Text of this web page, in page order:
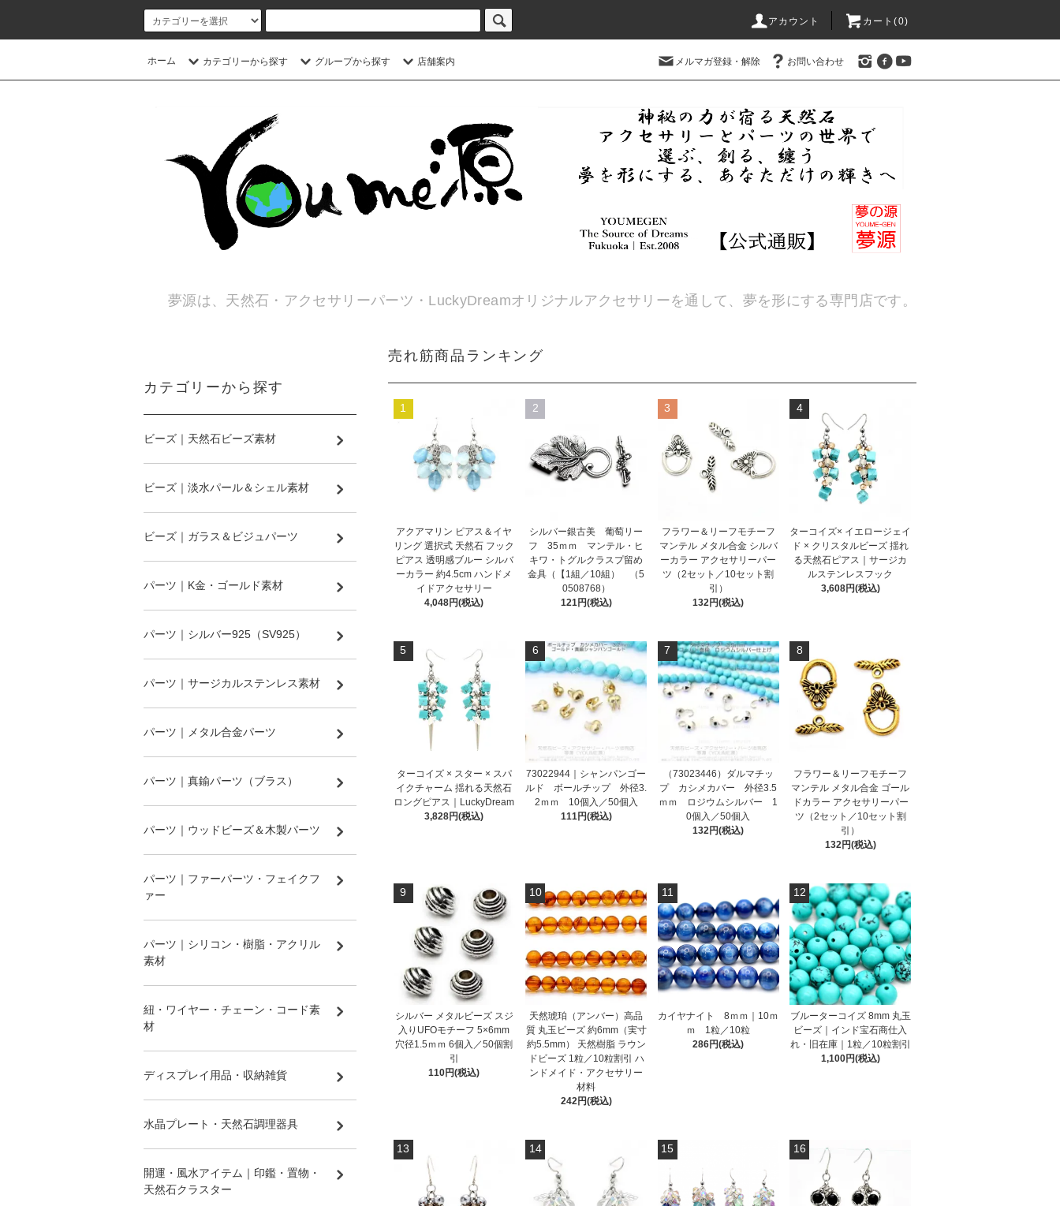
アカウント カート(0)
ホーム カテゴリーから探す グループから探す 店舗案内 メルマガ登録・解除 お問い合わせ
夢源は、天然石・アクセサリーパーツ・LuckyDreamオリジナルアクセサリーを通して、夢を形にする専門店です。
売れ筋商品ランキング
1
アクアマリン ピアス＆イヤ
リング 選択式 天然石 フック
ピアス 透明感ブルー シルバ
ーカラー 約4.5cm ハンドメ
イドアクセサリー
4,048円(税込)
2
シルバー銀古美 葡萄リー
フ 35ｍｍ マンテル・ヒ
キワ・トグルクラスプ留め
金具（【1組／10組） （5
0508768）
121円(税込)
3
フラワー＆リーフモチーフ
マンテル メタル合金 シルバ
ーカラー アクセサリーパー
ツ（2セット／10セット割
引）
132円(税込)
4
ターコイズ× イエロージェイ
ド × クリスタルビーズ 揺れ
る天然石ピアス｜サージカ
ルステンレスフック
3,608円(税込)
5
ターコイズ × スター × スパ
イクチャーム 揺れる天然石
ロングピアス｜LuckyDream
3,828円(税込)
6
73022944｜シャンパンゴー
ルド ボールチップ 外径3.
2ｍｍ 10個入／50個入
111円(税込)
7
（73023446）ダルマチッ
プ カシメカバー 外径3.5
ｍｍ ロジウムシルバー 1
0個入／50個入
132円(税込)
8
フラワー＆リーフモチーフ
マンテル メタル合金 ゴール
ドカラー アクセサリーパー
ツ（2セット／10セット割
引）
132円(税込)
9
シルバー メタルビーズ スジ
入りUFOモチーフ 5×6mm
穴径1.5ｍｍ 6個入／50個割
引
110円(税込)
10
天然琥珀（アンバー）高品
質 丸玉ビーズ 約6mm（実寸
約5.5mm） 天然樹脂 ラウン
ドビーズ 1粒／10粒割引 ハ
ンドメイド・アクセサリー
材料
242円(税込)
11
カイヤナイト 8ｍｍ｜10ｍ
ｍ 1粒／10粒
286円(税込)
12
ブルーターコイズ 8mm 丸玉
ビーズ｜インド宝石商仕入
れ・旧在庫｜1粒／10粒割引
1,100円(税込)
13 14 15 16
カテゴリーから探す
ビーズ｜天然石ビーズ素材
ビーズ｜淡水パール＆シェル素材
ビーズ｜ガラス＆ビジュパーツ
パーツ｜K金・ゴールド素材
パーツ｜シルバー925（SV925）
パーツ｜サージカルステンレス素材
パーツ｜メタル合金パーツ
パーツ｜真鍮パーツ（ブラス）
パーツ｜ウッドビーズ＆木製パーツ
パーツ｜ファーパーツ・フェイクフ
ァー
パーツ｜シリコン・樹脂・アクリル
素材
紐・ワイヤー・チェーン・コード素
材
ディスプレイ用品・収納雑貨
水晶プレート・天然石調理器具
開運・風水アイテム｜印鑑・置物・
天然石クラスター